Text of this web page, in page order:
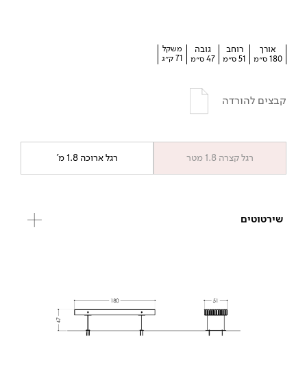
אורך
180 ס״מ
רוחב
51 ס״מ
גובה
47 ס״מ
משקל
71 ק״ג
קבצים להורדה
רגל קצרה 1.8 מטר רגל ארוכה 1.8 מ'
שירטוטים